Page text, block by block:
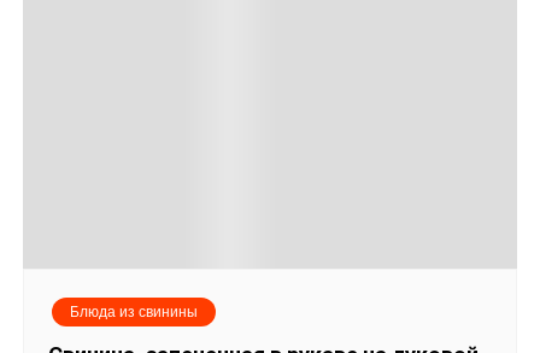
Блюда из свинины